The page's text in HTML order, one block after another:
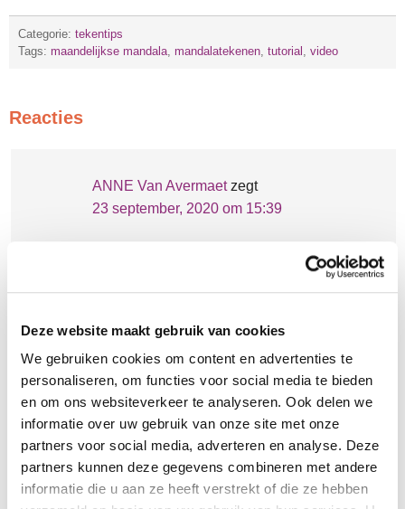
Deze website maakt gebruik van cookies
We gebruiken cookies om content en advertenties te
personaliseren, om functies voor social media te bieden
en om ons websiteverkeer te analyseren. Ook delen we
informatie over uw gebruik van onze site met onze
partners voor social media, adverteren en analyse. Deze
partners kunnen deze gegevens combineren met andere
informatie die u aan ze heeft verstrekt of die ze hebben
Categorie: tekentips
Tags: maandelijkse mandala mandalatekenen tutorial video
Reacties
ANNE Van Avermaet zegt
23 september, 2020 om 15:39
site. Dus wil ik nu graag de nieuwsbrief ontvangen.
Kim zegt
23 september, 2020 om 15:41
Via het kopje contact kunt u zich daarvoor
abonneren. Vergeet niet JA aan te vinken zodat
de mandalamail verstuurd mag worden.